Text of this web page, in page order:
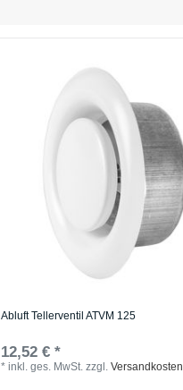
Abluft Tellerventil ATVM 125
12,52 € *
*inkl. ges. MwSt. zzgl.Versandkosten